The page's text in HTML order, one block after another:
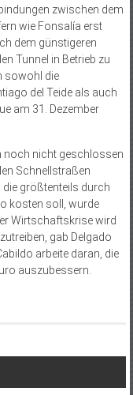
zwischen dem
wie Fonsalía erst
dem günstigeren
Tunnel in Betrieb zu
sowohl die
del Teide als auch
am 31. Dezember
noch nicht geschlossen
Schnellstraßen
die größtenteils durch
kosten soll, wurde
Wirtschaftskrise wird
gab Delgado
arbeite daran, die
auszubessern.